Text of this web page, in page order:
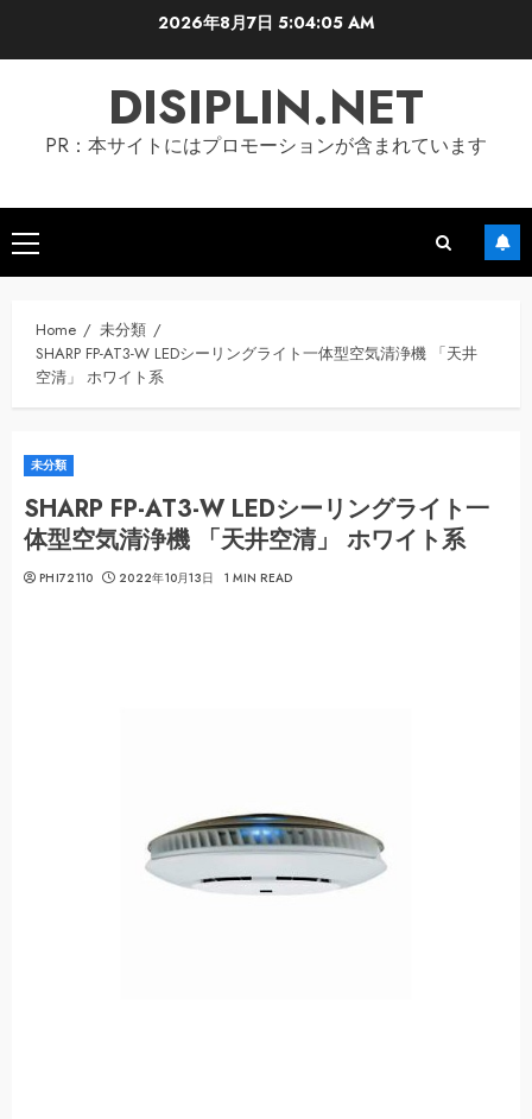
2026年8月7日 5:04:06 AM
DISIPLIN.NET
PR：本サイトにはプロモーションが含まれています
Primary
Menu
Home
未分類
SHARP FP-AT3-W LEDシーリングライト一体型空気清浄機 「天井
空清」 ホワイト系
未分類
SHARP FP-AT3-W LEDシーリングライト一
体型空気清浄機 「天井空清」 ホワイト系
PHI72110 2022年10月13日 1 MIN READ